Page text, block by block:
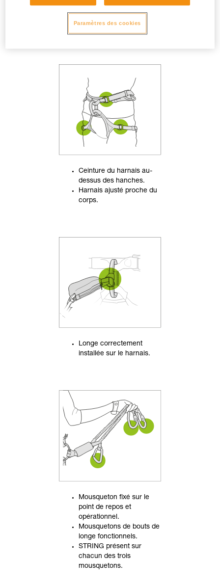
Ceinture du harnais au-
dessus des hanches.
Harnais ajusté proche du
corps.
Longe correctement
installée sur le harnais.
Mousqueton fixé sur le
point de repos et
opérationnel.
Mousquetons de bouts de
longe fonctionnels.
STRING présent sur
chacun des trois
mousquetons.
Paramètres des cookies